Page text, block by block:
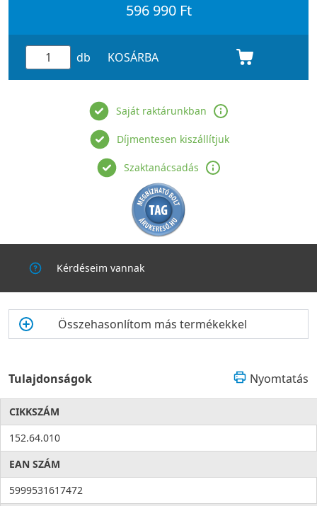
596 990 Ft
db KOSÁRBA
Saját raktárunkban
Díjmentesen kiszállítjuk
Szaktanácsadás
Kérdéseim vannak
Összehasonlítom más termékekkel
Tulajdonságok Nyomtatás
CIKKSZÁM
152.64.010
EAN SZÁM
5999531617472